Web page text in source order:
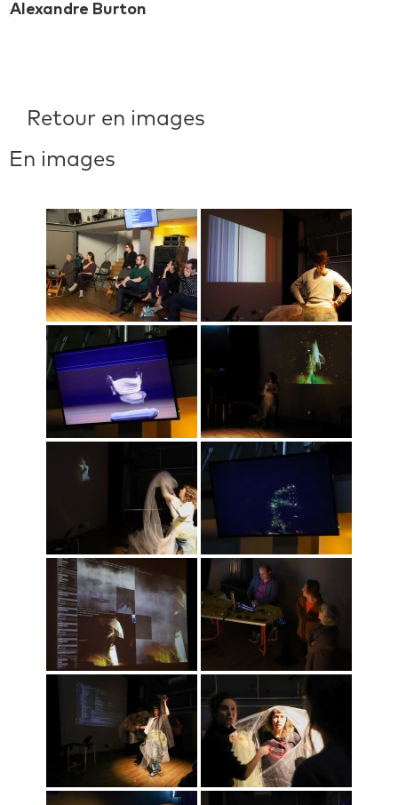
Alexandre Burton
Retour en images
En images